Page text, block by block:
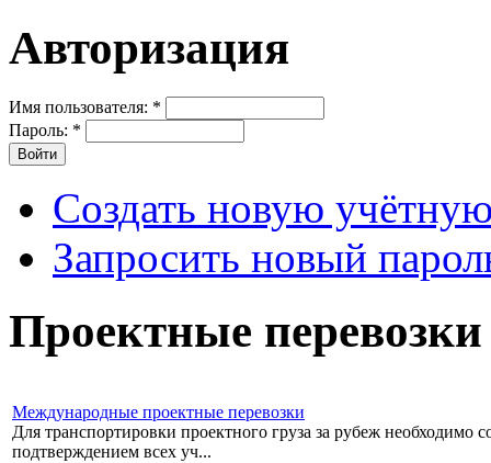
Авторизация
Имя пользователя: *
Пароль: *
Создать новую
Запросить новый
Проектные перевозки
Международные проектные перевозки
Для транспортировки проектного груза за рубеж необходимо
подтверждением всех уч...